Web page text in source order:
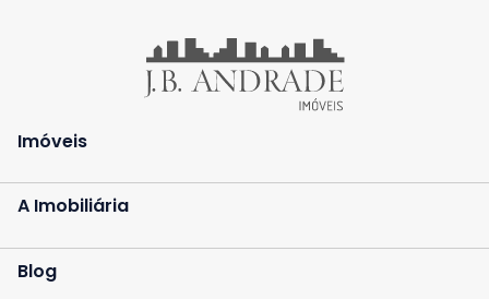
Imóveis
A Imobiliária
Blog